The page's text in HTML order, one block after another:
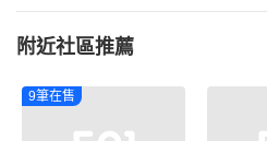
附近社區推薦
9筆在售